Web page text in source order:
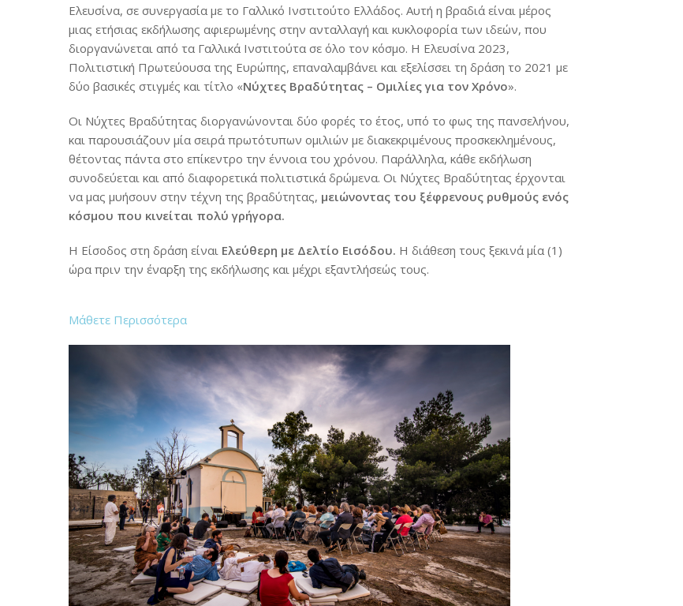
Ελευσίνα, σε συνεργασία με το Γαλλικό Ινστιτούτο Ελλάδος. Αυτή η βραδιά είναι μέρος
μιας ετήσιας εκδήλωσης αφιερωμένης στην ανταλλαγή και κυκλοφορία των ιδεών, που
διοργανώνεται από τα Γαλλικά Ινστιτούτα σε όλο τον κόσμο. Η Ελευσίνα 2023,
Πολιτιστική Πρωτεύουσα της Ευρώπης, επαναλαμβάνει και εξελίσσει τη δράση το 2021 με
δύο βασικές στιγμές και τίτλο «Νύχτες Βραδύτητας – Ομιλίες για τον Χρόνο».
Οι Νύχτες Βραδύτητας διοργανώνονται δύο φορές το έτος, υπό το φως της πανσελήνου,
και παρουσιάζουν μία σειρά πρωτότυπων ομιλιών με διακεκριμένους προσκεκλημένους,
θέτοντας πάντα στο επίκεντρο την έννοια του χρόνου. Παράλληλα, κάθε εκδήλωση
συνοδεύεται και από διαφορετικά πολιτιστικά δρώμενα. Οι Νύχτες Βραδύτητας έρχονται
να μας μυήσουν στην τέχνη της βραδύτητας, μειώνοντας του ξέφρενους ρυθμούς ενός
κόσμου που κινείται πολύ γρήγορα.
Η Είσοδος στη δράση είναι Ελεύθερη με Δελτίο Εισόδου. Η διάθεση τους ξεκινά μία (1)
ώρα πριν την έναρξη της εκδήλωσης και μέχρι εξαντλήσεώς τους.
Μάθετε Περισσότερα